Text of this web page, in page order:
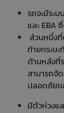
รถจะมีระ
และ EBA
ส่วนหนึ่ง
ท้ายกระบ
ด้านหลังที่
สามารถจั
ปลอดภัยข
มีตัวห่วงแ